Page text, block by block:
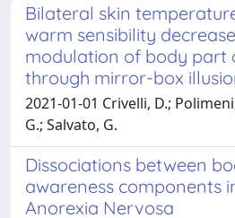
Bilateral skin
warm sensibility
modulation of body part
through mirror-box
2021-01-01 Crivelli, D.;
G.; Salvato, G.
Dissociations between
awareness components
Anorexia Nervosa